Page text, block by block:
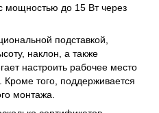
мощностью до 15 Вт через
подставкой,
наклон, а также
настроить рабочее место
того, поддерживается
монтажа.